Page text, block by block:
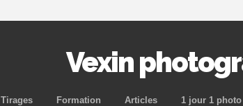
Vexin
Aller
Tirages Formation Articles 1 jour 1 photo